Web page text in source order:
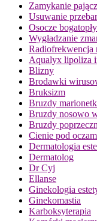
Zamykanie
Usuwanie
Osocze
Wygładzanie
Radiofrekwencja
Aqualyx lipoliza
Blizny
Brodawki
Bruksizm
Bruzdy
Bruzdy nosowo
Bruzdy
Cienie pod
Dermatologia
Dermatolog
Dr Cyj
Ellanse
Ginekologia
Ginekomastia
Karboksyterapia